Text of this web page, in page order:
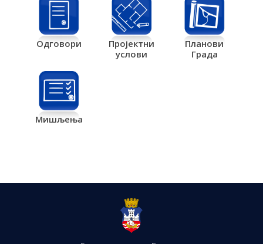
Одговори
Пројектни
услови
Планови
Града
Мишљења